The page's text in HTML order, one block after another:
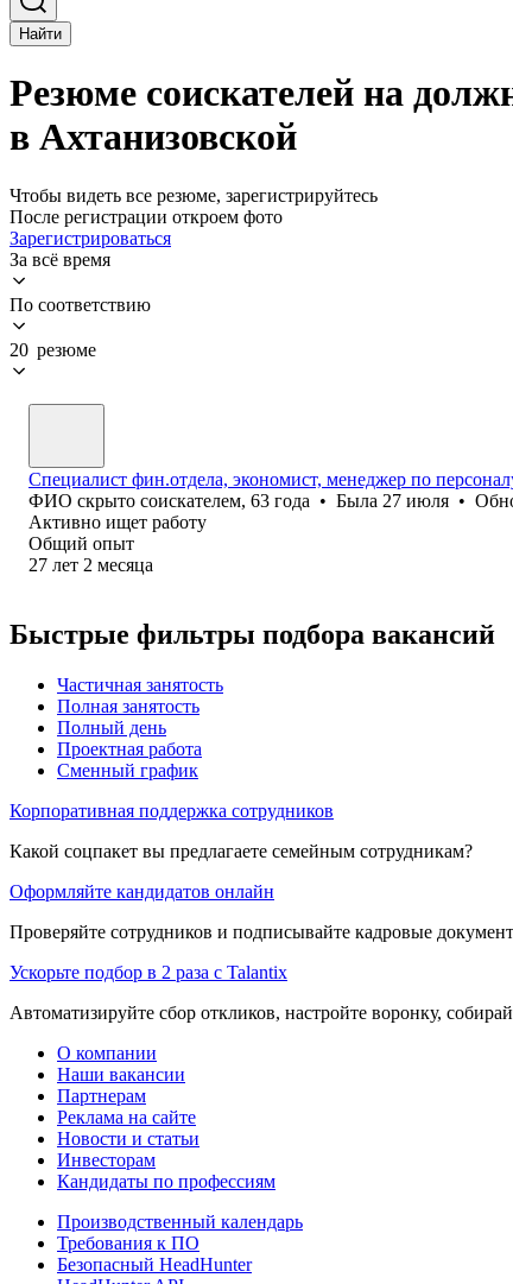
Найти
Резюме соискателей на
в Ахтанизовской
Чтобы видеть все резюме, зарегистрируйтесь
После регистрации откроем фото
Зарегистрироваться
За всё время
По соответствию
20 резюме
Специалист фин.отдела, экономист, менеджер по
ФИО скрыто соискателем, 63 года • Была 27 июля •
Активно ищет работу
Общий опыт
27 лет 2 месяца
Быстрые фильтры подбора вакансий
Частичная занятость
Полная занятость
Полный день
Проектная работа
Сменный график
Корпоративная поддержка сотрудников
Какой соцпакет вы предлагаете семейным сотрудникам?
Оформляйте кандидатов онлайн
Проверяйте сотрудников и подписывайте кадровые
Ускорьте подбор в 2 раза с Talantix
Автоматизируйте сбор откликов, настройте воронку,
О компании
Наши вакансии
Партнерам
Реклама на сайте
Новости и статьи
Инвесторам
Кандидаты по профессиям
Производственный календарь
Требования к ПО
Безопасный HeadHunter